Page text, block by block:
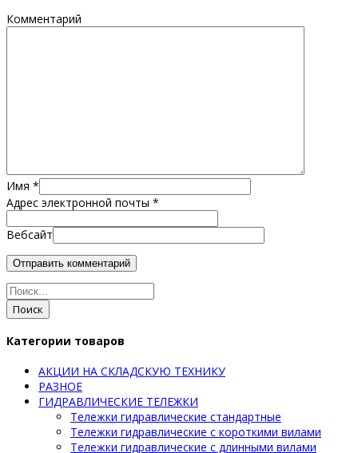
Комментарий
Имя *
Адрес электронной почты *
Вебсайт
Поиск
Категории товаров
АКЦИИ НА СКЛАДСКУЮ ТЕХНИКУ
РАЗНОЕ
ГИДРАВЛИЧЕСКИЕ ТЕЛЕЖКИ
Тележки гидравлические стандартные
Тележки гидравлические с короткими вилами
Тележки гидравлические с длинными вилами